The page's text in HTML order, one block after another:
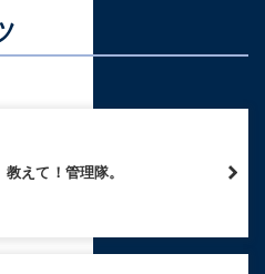
教えて！管理隊。